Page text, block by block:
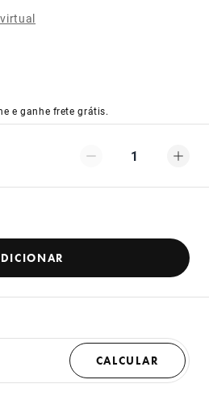
e ganhe frete grátis.
1
CALCULAR